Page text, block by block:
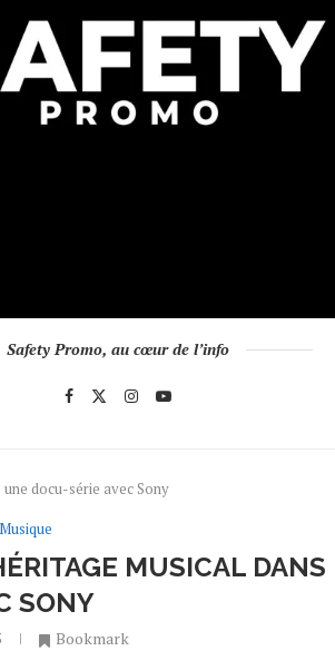
Safety Promo, au cœur de l’info
docu-série avec Sony
Musique
MUSICAL DANS
SONY
Bookmark